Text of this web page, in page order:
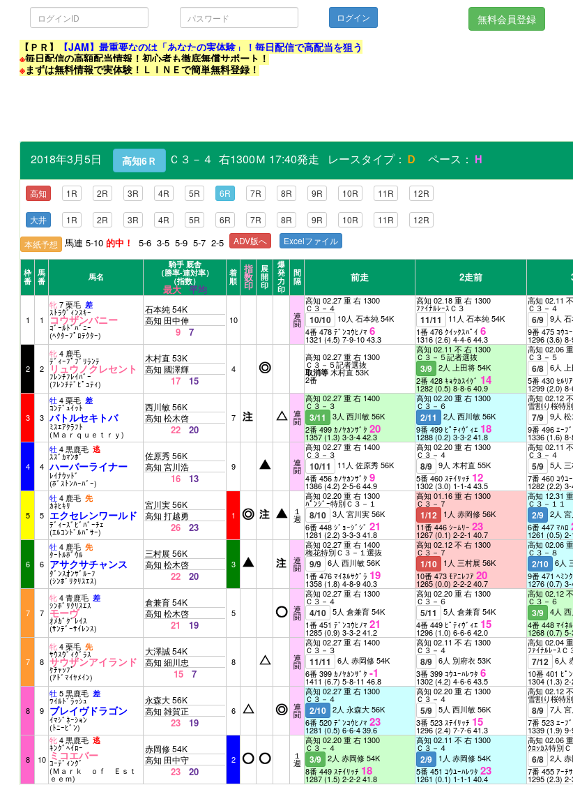
ロ
グ
イ
ID
パ
ス
ワ
ド
無料会員登録
【ＰＲ】
【JAM】最重要なのは「あなたの実体験」！毎日配信で高配当を狙う
※毎日配信の高額配当情報！初心者も徹底無償サポート！
※まずは無料情報で実体験！ＬＩＮＥで簡単無料登録！
2018年3月5日 高知6Ｒ Ｃ３－４ 右1300Ｍ 17:40発走 レースタイプ： Ｄ ペース： Ｈ
高知 1R 2R 3R 4R 5R 6R 7R 8R 9R 10R 11R 12R
大井 1R 2R 3R 4R 5R 6R 7R 8R 9R 10R 11R 12R
本紙予想 馬連 5-10 的中！ 5-6 3-5 5-9 5-7 2-5 ADV版へ Excelファイル
枠
番
馬
番
馬名
騎手 厩舎
（勝率-連対率）
（指数）
最大 平均
着
順
指
数
印
展
開
印
爆
発
力
印
間
隔
前走 2走前
1 1
牝7 栗毛差
ｽﾄﾗｳﾞｨﾝｽｷｰ
コウザンバニー
ｺﾞｰﾙﾄﾞﾊﾞﾆｰ
(ﾍｸﾀｰﾌﾟﾛﾃｸﾀｰ)
石本純 54K
高知 田中伸
9 7
10 連
闘
高知 02.27 重 右 1300
Ｃ３－４
10/10
10人 石本純 54K
4番 478 ﾃﾞﾝｺｳﾋﾉﾏ6
1321(4.5) 7-9-1043.3
高知 02.18 重 右 1300
ﾌｧｲﾅﾙﾚｰｽＣ３
11/11
11人 石本純 54K
1番 476 ｸｲｯｸｽﾊﾟｲ6
1316(2.6) 4-4-644.3
高知 02.11
Ｃ３－４
6/9 9人
9番 475 ｺｳﾕ
1296(3.6)
2 2
牝4 鹿毛
ﾃﾞｨｰﾌﾟﾌﾞﾘﾗﾝﾃ
リュウノクレセント
ﾌﾚﾝﾁﾌﾚｲﾊﾞｰ
(ﾌﾚﾝﾁﾃﾞﾋﾟｭﾃｨ)
木村直 53K
高知 國澤輝
17 15
4
高知 02.27 重 右 1300
Ｃ３－５記者選抜
取消等 木村直 53K
2番
高知 02.11 不 右 1300
Ｃ３－５記者選抜
3/9 2人 上田将 54K
2番 428 ｷｮｳｶｽｲｹﾞ 14
1282(0.5) 8-8-640.9
高知 02.06
Ｃ３－５
6/8 6人
5番 430 ｾﾙﾘ
1299(2.0)
3 3
牡4 栗毛差
ｺﾝﾃﾞｭｲｯﾄ
バトルセキトバ
ﾐｽｴｱｸﾗﾌﾄ
(Ｍａｒｑｕｅｔｒｙ)
西川敏 56K
高知 松木啓
22 20
7 連
闘
高知 02.27 重 右 1400
Ｃ３－３
3/11
3人 西川敏 56K
2番 499 ｶﾉﾔｶﾝｻﾞｸ20
1357(1.3) 3-3-442.3
高知 02.20 重 右 1300
Ｃ３－６
2/11
2人 西川敏 56K
9番 499 ﾋﾟﾃｨｳﾞｨｴ 18
1288(0.2) 3-3-241.8
高知 02.12
雪割り桜特
7/9 9人
9番 496 ｴｰﾌ
1336(1.6)
4 4
牡4 黒鹿毛逃
ｽｽﾞｶﾏﾝﾎﾞ
ハーバーライナー
ﾚｲﾅｳｯﾄﾞ
(ﾎﾞｽﾄﾝﾊｰﾊﾞｰ)
佐原秀 56K
高知 宮川浩
16 13
9 連
闘
高知 02.27 重 右 1400
Ｃ３－３
10/11
11人 佐原秀 56K
4番 456 ｶﾉﾔｶﾝｻﾞｸ9
1386(4.2) 2-5-644.9
高知 02.20 重 右 1300
Ｃ３－４
8/9 9人 木村直 55K
5番 460 ｽﾃｲﾘｯﾁ 12
1302(3.0) 1-1-443.5
高知 02.11
Ｃ３－４
5/9 5人
7番 460 ｺｳﾕ
1282(2.2)
5 5
牡4 鹿毛先
ｶﾈﾋｷﾘ
エクセレンワールド
ﾃﾞｨｰｽﾞﾋﾞﾊﾞｰﾁｪ
(ｴﾙｺﾝﾄﾞﾙﾊﾟｻｰ)
宮川実 56K
高知 打越勇
26 23
1 １
週
高知 02.20 重 右 1300
ﾊﾟﾝｼﾞｰ特別Ｃ３－１
8/10 3人 宮川実 56K
6番 448 ｼﾞｮｰｼﾞｼﾞ21
1281(2.2) 3-3-341.8
高知 01.16 重 右 1300
Ｃ３－７
1/12
1人 赤岡修 56K
11番 446 ｼｰﾑﾘｰ23
1267(0.1) 2-2-1 40.7
高知 12.31
Ｃ３－１１
2/9 2人
6番 447 ﾏﾊﾛ
1261(0.5)
6 6
牡4 鹿毛先
ﾀｰﾄﾙﾎﾞｳﾙ
アサクサチャンス
ﾀﾞﾝｽｵﾝｻﾞﾙｰﾌ
(ｼﾝﾎﾞﾘｸﾘｽｴｽ)
三村展 56K
高知 松木啓
22 20
3 連
闘
高知 02.27 重 右 1400
梅花特別Ｃ３－１選抜
9/9 6人 西川敏 56K
1番 476 ﾏｲﾈﾙｻｸﾞﾗ 19
1358(1.8) 4-8-940.3
高知 02.12 不 右 1300
Ｃ３－７
1/10
1人 三村展 56K
10番 473 ﾓｱﾆﾚﾌｱ20
1265(0.0) 2-2-240.7
高知 02.06
Ｃ３－８
2/10 6人
9番 471 ﾍﾐﾝ
1276(0.7)
7 7
牝4 青鹿毛差
ｼﾝﾎﾞﾘｸﾘｽｴｽ
モーヴ
ｵﾒｶﾞｸﾞﾚｲｽ
(ｻﾝﾃﾞｰｻｲﾚﾝｽ)
倉兼育 54K
高知 松木啓
21 19
5 連
闘
高知 02.27 重 右 1300
Ｃ３－４
4/10 5人 倉兼育 54K
1番 451 ﾃﾞﾝｺｳﾋﾉﾏ21
1285(0.9) 3-3-241.2
高知 02.20 重 右 1300
Ｃ３－６
5/11
5人 倉兼育 54K
4番 449 ﾋﾟﾃｨｳﾞｨｴ 15
1296(1.0) 6-6-642.0
高知 02.12
Ｃ３－６
3/9 4人
4番 448 ﾏｲﾈ
1268(0.7)
7 8
牝4 栗毛先
ｻｳｽｳﾞｨｸﾞﾗｽ
サウザンアイランド
ｹﾁｬｯﾌﾟ
(ｱﾄﾞﾏｲﾔﾒｲﾝ)
大澤誠 54K
高知 細川忠
15 7
8 連
闘
高知 02.27 重 右 1400
Ｃ３－３
11/11
6人 赤岡修 54K
6番 399 ｶﾉﾔｶﾝｻﾞｸ-1
1411(6.7) 5-8-1146.8
高知 02.11 不 右 1300
Ｃ３－４
8/9 6人 別府衣 53K
3番 399 ｺｳﾕｰﾊﾚﾜﾀ6
1302(4.2)4-6-643.5
高知 02.04
ﾌｧｲﾅﾙﾚｰｽＣ
7/12 6人
10番 401 ﾋﾟ
1304(1.3)
8 9
牡5 黒鹿毛差
ﾜｲﾙﾄﾞﾗｯｼｭ
ブレイヴドラゴン
ｲﾏｼﾞﾈｰｼｮﾝ
(ﾄﾆｰﾋﾞﾝ)
永森大 56K
高知 雑賀正
23 19
6 連
闘
高知 02.27 重 右 1300
Ｃ３－４
2/10 2人 永森大 56K
6番 520 ﾃﾞﾝｺｳﾋﾉﾏ23
1281(0.5) 6-6-439.6
高知 02.20 重 右 1300
Ｃ３－４
5/9 5人 西川敏 56K
3番 523 ｽﾃｲﾘｯﾁ 15
1296(2.4) 7-7-641.3
高知 02.12
雪割り桜特
8/9 7人
7番 523 ｴｰﾌ
1339(1.9)
8 10
牝4 黒鹿毛逃
ｷﾝｸﾞﾍｲﾛｰ
ミコエバー
ｺｰﾃﾞｨﾝｸﾞ
(Ｍａｒｋ ｏｆ Ｅｓｔ
ｅｅｍ)
赤岡修 54K
高知 田中守
23 20
2 １
週
高知 02.20 重 右 1300
Ｃ３－４
3/9 2人 赤岡修 54K
8番 449 ｽﾃｲﾘｯﾁ 18
1287(1.5) 2-2-241.8
高知 02.11 不 右 1300
Ｃ３－４
2/9
1人 赤岡修 54K
5番 451 ｺｳﾕｰﾊﾚﾜﾀ23
1261(0.1) 1-1-1 40.4
高知 02.06
ｸﾛｯｶｽ特別Ｃ
6/8 2人
7番 455 ｱｰﾁ
1295(2.3)